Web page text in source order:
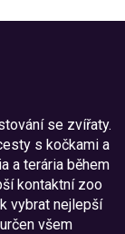
se zvířaty.
s kočkami a
a terária během
kontaktní zoo
vybrat nejlepší
všem